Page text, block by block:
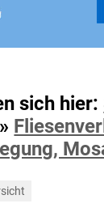
sich hier:
»